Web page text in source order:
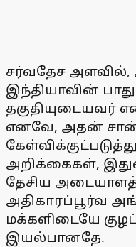
சர்வதேச
இந்தியாவின்
தகுதியுடையவர்
எனவே, அதன்
அறிக்கைகள்,
தேசிய
அதிகாரப்பூர்வ
மக்களிடையே
இயல்பானதே.